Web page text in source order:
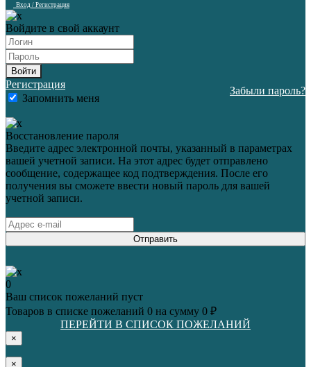
Вход / Регистрация
Войдите в свой аккаунт
Войти
Регистрация
Запомнить меня
Забыли пароль?
Восстановление пароля
Введите адрес электронной почты, указанный в параметрах
вашей учетной записи. На этот адрес будет отправлено
сообщение, содержащее код подтверждения. После его
получения вы сможете ввести новый пароль для вашей
учетной записи.
Отправить
0
Ваш список пожеланий пуст
Товаров в списке пожеланий 0 на сумму 0 ₽
ПЕРЕЙТИ В СПИСОК ПОЖЕЛАНИЙ
×
×